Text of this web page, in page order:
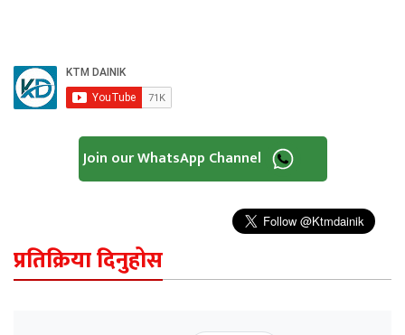
Join our WhatsApp Channel
प्रतिक्रिया दिनुहोस